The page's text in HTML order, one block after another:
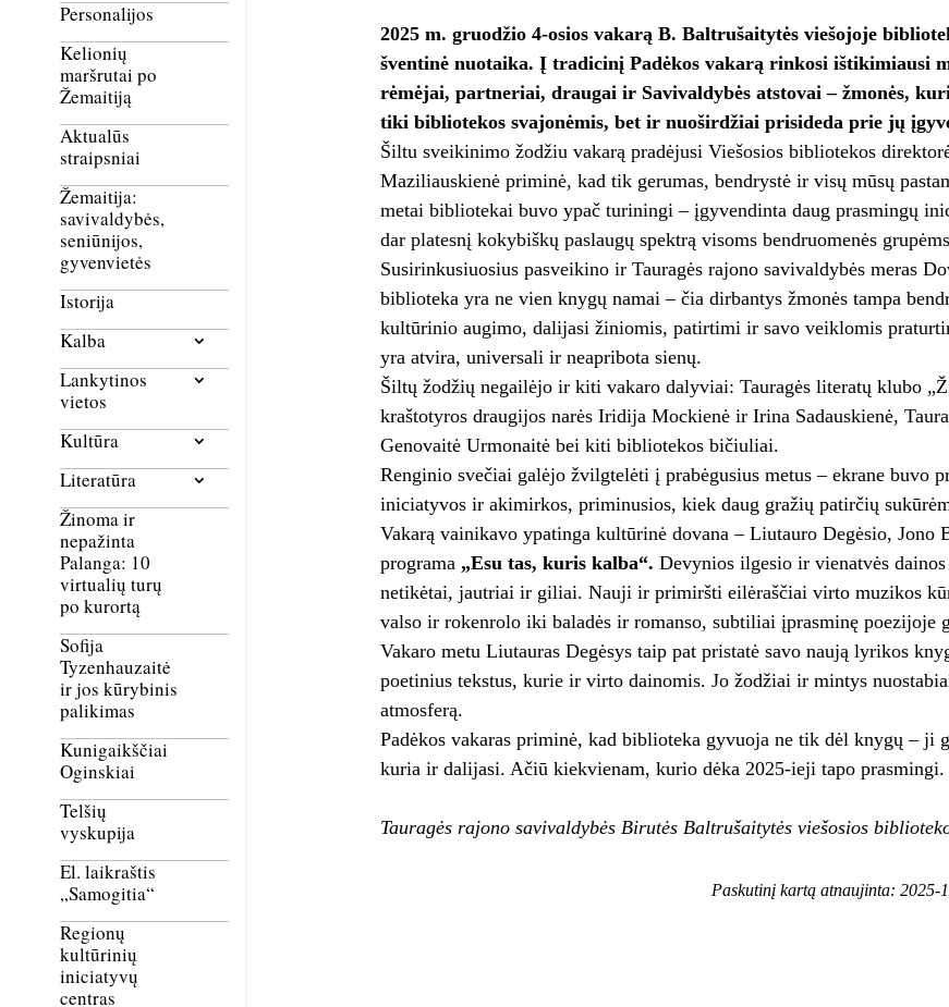
Personalijos
Kelionių
maršrutai po
Žemaitiją
Aktualūs
straipsniai
Žemaitija:
savivaldybės,
seniūnijos,
gyvenvietės
Istorija
Kalba
Lankytinos
vietos
Kultūra
Literatūra
Žinoma ir
nepažinta
Palanga: 10
virtualių turų
po kurortą
Sofija
Tyzenhauzaitė
ir jos kūrybinis
palikimas
Kunigaikščiai
Oginskiai
Telšių
vyskupija
El. laikraštis
„Samogitia“
Regionų
kultūrinių
iniciatyvų
centras
2025 m. gruodžio 4-osios vakarą B. Baltrušaitytės viešojoje
šventinė nuotaika. Į tradicinį Padėkos vakarą rinkosi ištikimiausi
rėmėjai, partneriai, draugai ir Savivaldybės atstovai – žmonės,
tiki bibliotekos svajonėmis, bet ir nuoširdžiai prisideda prie jų
Šiltu sveikinimo žodžiu vakarą pradėjusi Viešosios bibliotekos
Maziliauskienė priminė, kad tik gerumas, bendrystė ir visų mūsų
metai bibliotekai buvo ypač turiningi – įgyvendinta daug prasmingų
dar platesnį kokybiškų paslaugų spektrą visoms bendruomenės
Susirinkusiuosius pasveikino ir Tauragės rajono savivaldybės meras
biblioteka yra ne vien knygų namai – čia dirbantys žmonės tampa
kultūrinio augimo, dalijasi žiniomis, patirtimi ir savo veiklomis
yra atvira, universali ir neapribota sienų.
Šiltų žodžių negailėjo ir kiti vakaro dalyviai: Tauragės literatų klubo
kraštotyros draugijos narės Iridija Mockienė ir Irina Sadauskienė,
Genovaitė Urmonaitė bei kiti bibliotekos bičiuliai.
Renginio svečiai galėjo žvilgtelėti į prabėgusius metus – ekrane buvo
iniciatyvos ir akimirkos, priminusios, kiek daug gražių patirčių
Vakarą vainikavo ypatinga kultūrinė dovana – Liutauro Degėsio, Jono
programa „Esu tas, kuris kalba“. Devynios ilgesio ir vienatvės
netikėtai, jautriai ir giliai. Nauji ir primiršti eilėraščiai virto muzikos
valso ir rokenrolo iki baladės ir romanso, subtiliai įprasminę poezijoje
Vakaro metu Liutauras Degėsys taip pat pristatė savo naują lyrikos
poetinius tekstus, kurie ir virto dainomis. Jo žodžiai ir mintys
atmosferą.
Padėkos vakaras priminė, kad biblioteka gyvuoja ne tik dėl knygų –
kuria ir dalijasi. Ačiū kiekvienam, kurio dėka 2025-ieji tapo prasmingi.
Tauragės rajono savivaldybės Birutės Baltrušaitytės viešosios
Paskutinį kartą atnaujinta: 2025-